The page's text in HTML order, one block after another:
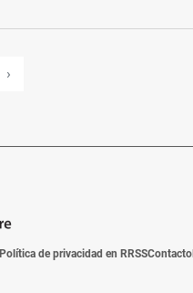
›
Política de privacidad en RRSSContacto